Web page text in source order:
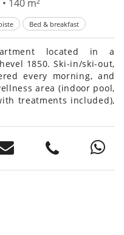
140 m²
Bed & breakfast
located in a
1850. Ski-in/ski-out,
every morning, and
area (indoor pool,
treatments included),